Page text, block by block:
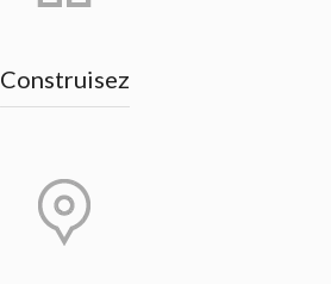
Construisez